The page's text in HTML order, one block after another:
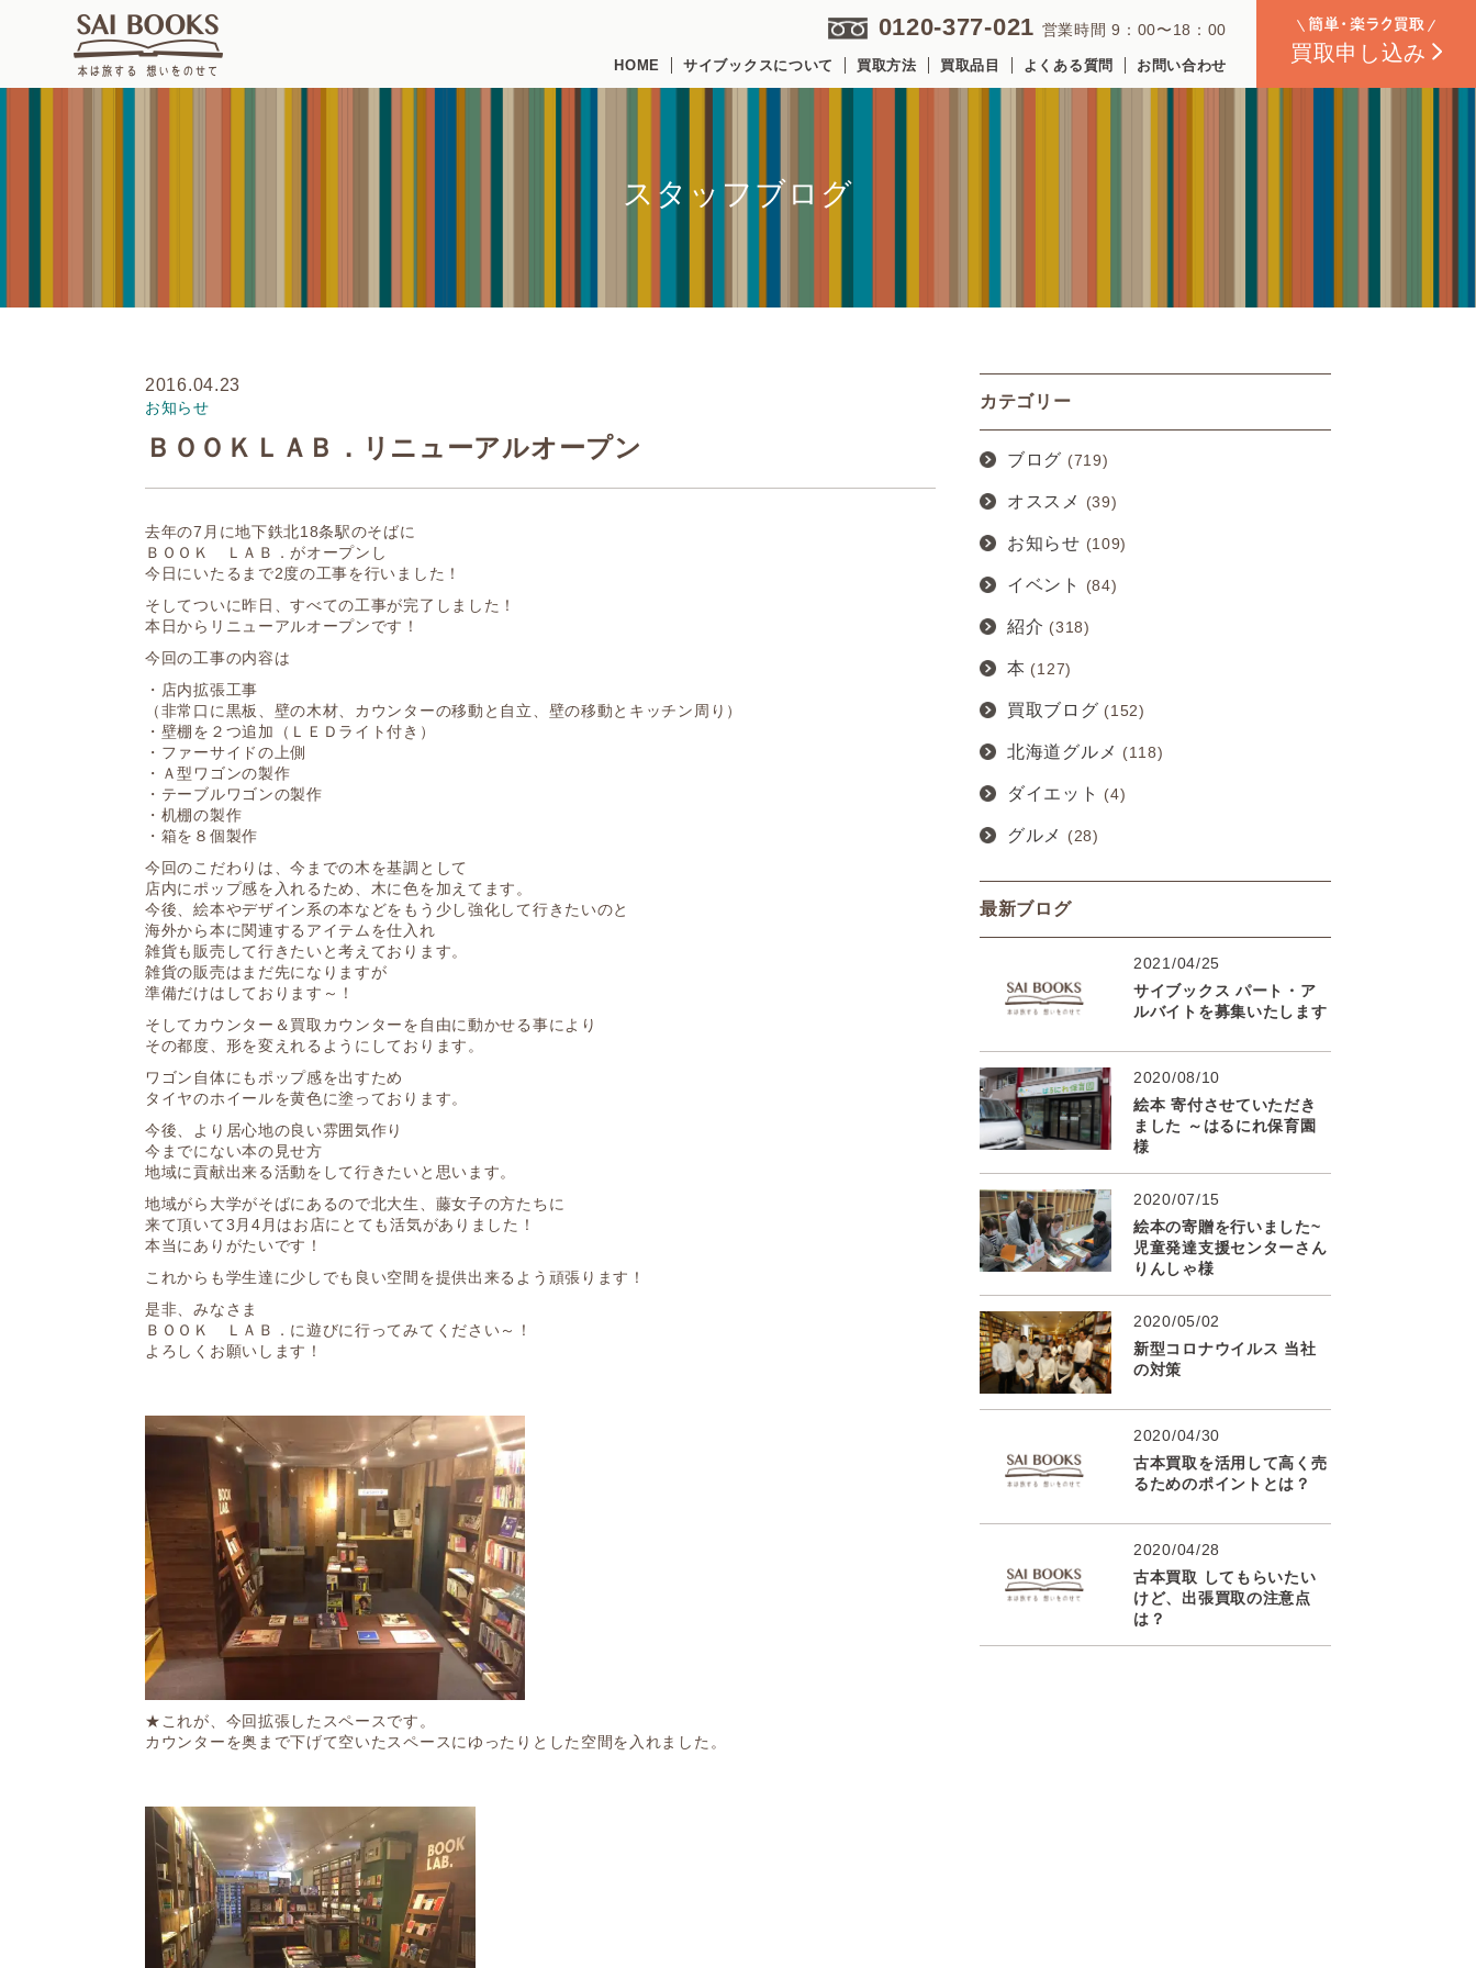
買取申し込み
0120-377-021 営業時間 9：00〜18：00
HOME サイブックスについて 買取方法 買取品目 よくある質問 お問い合わせ
スタッフブログ
2016.04.23
お知らせ
ＢＯＯＫＬＡＢ．リニューアルオープン
去年の7月に地下鉄北18条駅のそばに
ＢＯＯＫ ＬＡＢ．がオープンし
今日にいたるまで2度の工事を行いました！
そしてついに昨日、すべての工事が完了しました！
本日からリニューアルオープンです！
今回の工事の内容は
・店内拡張工事
（非常口に黒板、壁の木材、カウンターの移動と自立、壁の移動とキッチン周り）
・壁棚を２つ追加（ＬＥＤライト付き）
・ファーサイドの上側
・Ａ型ワゴンの製作
・テーブルワゴンの製作
・机棚の製作
・箱を８個製作
今回のこだわりは、今までの木を基調として
店内にポップ感を入れるため、木に色を加えてます。
今後、絵本やデザイン系の本などをもう少し強化して行きたいのと
海外から本に関連するアイテムを仕入れ
雑貨も販売して行きたいと考えております。
雑貨の販売はまだ先になりますが
準備だけはしております～！
そしてカウンター＆買取カウンターを自由に動かせる事により
その都度、形を変えれるようにしております。
ワゴン自体にもポップ感を出すため
タイヤのホイールを黄色に塗っております。
今後、より居心地の良い雰囲気作り
今までにない本の見せ方
地域に貢献出来る活動をして行きたいと思います。
地域がら大学がそばにあるので北大生、藤女子の方たちに
来て頂いて3月4月はお店にとても活気がありました！
本当にありがたいです！
これからも学生達に少しでも良い空間を提供出来るよう頑張ります！
是非、みなさま
ＢＯＯＫ ＬＡＢ．に遊びに行ってみてください～！
よろしくお願いします！
★これが、今回拡張したスペースです。
カウンターを奥まで下げて空いたスペースにゆったりとした空間を入れました。
カテゴリー
ブログ (719)
オススメ (39)
お知らせ (109)
イベント (84)
紹介 (318)
本 (127)
買取ブログ (152)
北海道グルメ (118)
ダイエット (4)
グルメ (28)
最新ブログ
2021/04/25
サイブックス パート・ア
ルバイトを募集いたします
2020/08/10
絵本 寄付させていただき
ました ～はるにれ保育園
様
2020/07/15
絵本の寄贈を行いました~
児童発達支援センターさん
りんしゃ様
2020/05/02
新型コロナウイルス 当社
の対策
2020/04/30
古本買取を活用して高く売
るためのポイントとは？
2020/04/28
古本買取 してもらいたい
けど、出張買取の注意点
は？